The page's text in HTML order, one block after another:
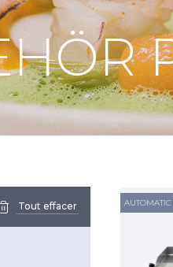
Tout effacer AUTOMATIC